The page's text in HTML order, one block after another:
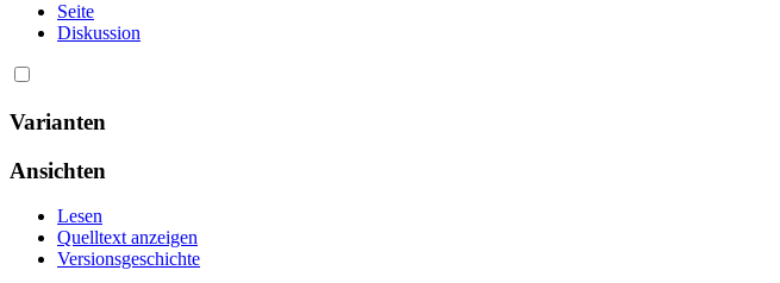
Seite
Diskussion
Varianten
Ansichten
Lesen
Quelltext anzeigen
Versionsgeschichte